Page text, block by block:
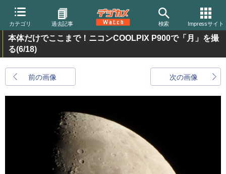
カテゴリ 過去記事 検索 Impressサイト
本体だけでここまで！ニコンCOOLPIX P900で「月」を撮
る(6/18)
前の画像 次の画像